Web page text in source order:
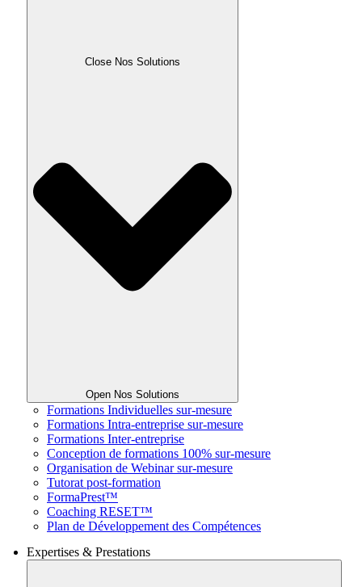
Close Nos Solutions
Open Nos Solutions
Formations Individuelles sur-mesure
Formations Intra-entreprise sur-mesure
Formations Inter-entreprise
Conception de formations 100% sur-mesure
Organisation de Webinar sur-mesure
Tutorat post-formation
FormaPrest™
Coaching RESET™
Plan de Développement des Compétences
Expertises & Prestations